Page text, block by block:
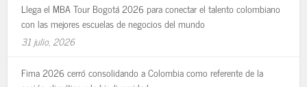
Llega el MBA Tour Bogotá 2026 para conectar el talento colombiano
con las mejores escuelas de negocios del mundo
31 julio, 2026
Fima 2026 cerró consolidando a Colombia como referente de la